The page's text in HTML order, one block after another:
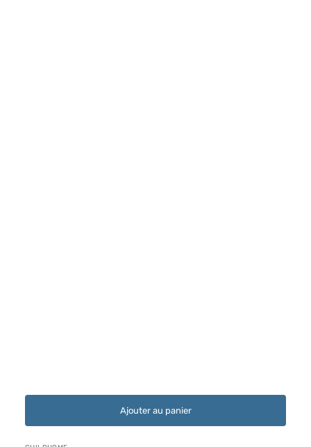
Ajouter au panier